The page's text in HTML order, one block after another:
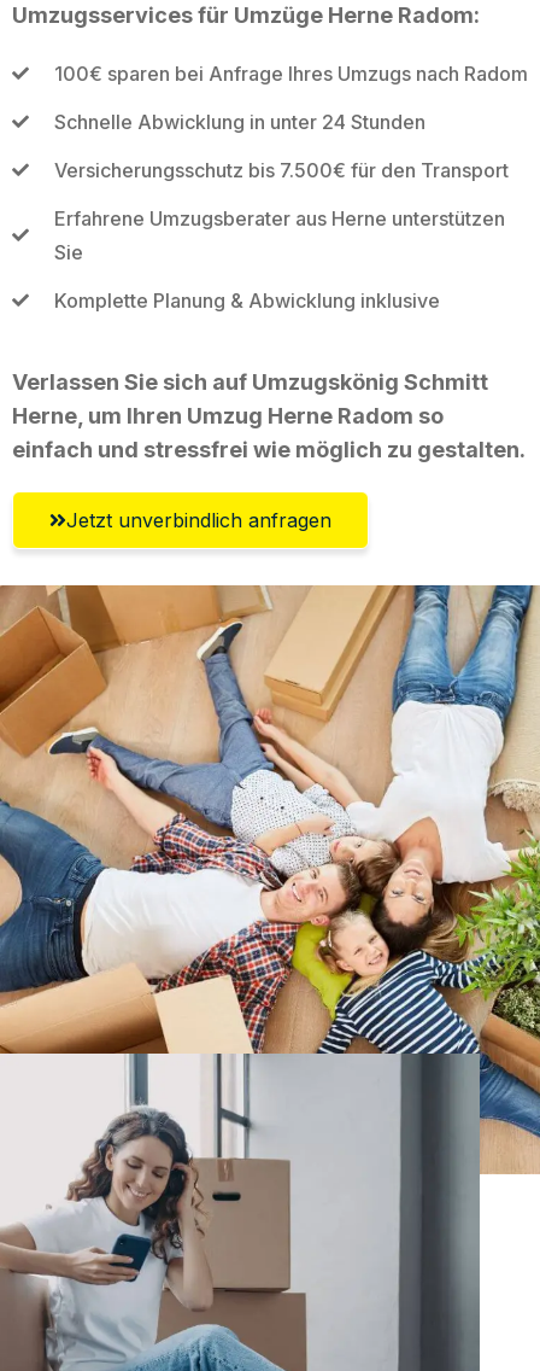
Umzugsservices für Umzüge Herne Radom:
100€ sparen bei Anfrage Ihres Umzugs nach Radom
Schnelle Abwicklung in unter 24 Stunden
Versicherungsschutz bis 7.500€ für den Transport
Erfahrene Umzugsberater aus Herne unterstützen
Sie
Komplette Planung & Abwicklung inklusive
Verlassen Sie sich auf Umzugskönig Schmitt
Herne, um Ihren Umzug Herne Radom so
einfach und stressfrei wie möglich zu gestalten.
Jetzt unverbindlich anfragen